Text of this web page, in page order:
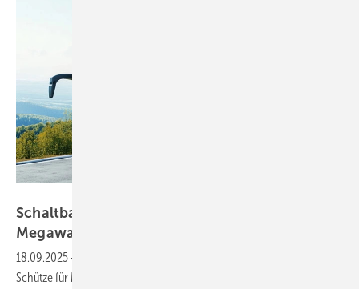
Schaltbau bringt neue Schütze für
Megawatt-Ladesysteme
18.09.2025 -
Schütze für Megawatt-Ladesysteme (MCS) vorgestellt. Die Produkte